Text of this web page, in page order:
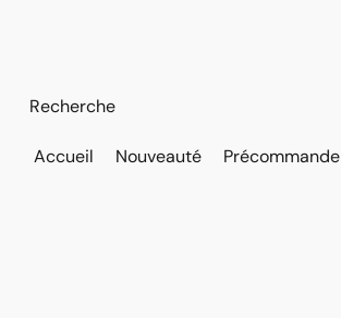
Accueil Nouveauté Précommande